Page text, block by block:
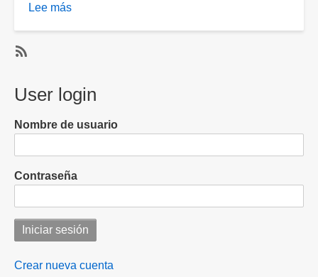
Lee más
cantar
el
Qatar
razón
a
Rod
Stewart
User login
Nombre de usuario
Contraseña
Crear nueva cuenta